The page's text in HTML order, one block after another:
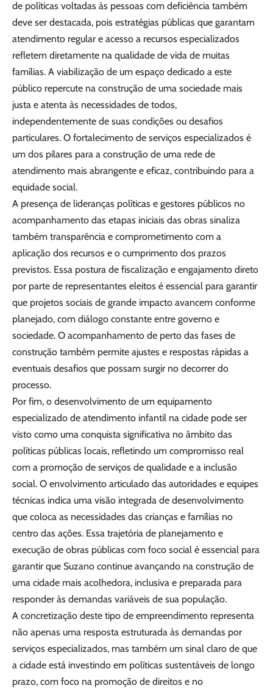
de políticas voltadas às pessoas com deficiência também
deve ser destacada, pois estratégias públicas que garantam
atendimento regular e acesso a recursos especializados
refletem diretamente na qualidade de vida de muitas
famílias. A viabilização de um espaço dedicado a este
público repercute na construção de uma sociedade mais
justa e atenta às necessidades de todos,
independentemente de suas condições ou desafios
particulares. O fortalecimento de serviços especializados é
um dos pilares para a construção de uma rede de
atendimento mais abrangente e eficaz, contribuindo para a
equidade social.
A presença de lideranças políticas e gestores públicos no
acompanhamento das etapas iniciais das obras sinaliza
também transparência e comprometimento com a
aplicação dos recursos e o cumprimento dos prazos
previstos. Essa postura de fiscalização e engajamento direto
por parte de representantes eleitos é essencial para garantir
que projetos sociais de grande impacto avancem conforme
planejado, com diálogo constante entre governo e
sociedade. O acompanhamento de perto das fases de
construção também permite ajustes e respostas rápidas a
eventuais desafios que possam surgir no decorrer do
processo.
Por fim, o desenvolvimento de um equipamento
especializado de atendimento infantil na cidade pode ser
visto como uma conquista significativa no âmbito das
políticas públicas locais, refletindo um compromisso real
com a promoção de serviços de qualidade e a inclusão
social. O envolvimento articulado das autoridades e equipes
técnicas indica uma visão integrada de desenvolvimento
que coloca as necessidades das crianças e famílias no
centro das ações. Essa trajetória de planejamento e
execução de obras públicas com foco social é essencial para
garantir que Suzano continue avançando na construção de
uma cidade mais acolhedora, inclusiva e preparada para
responder às demandas variáveis de sua população.
A concretização deste tipo de empreendimento representa
não apenas uma resposta estruturada às demandas por
serviços especializados, mas também um sinal claro de que
a cidade está investindo em políticas sustentáveis de longo
prazo, com foco na promoção de direitos e no